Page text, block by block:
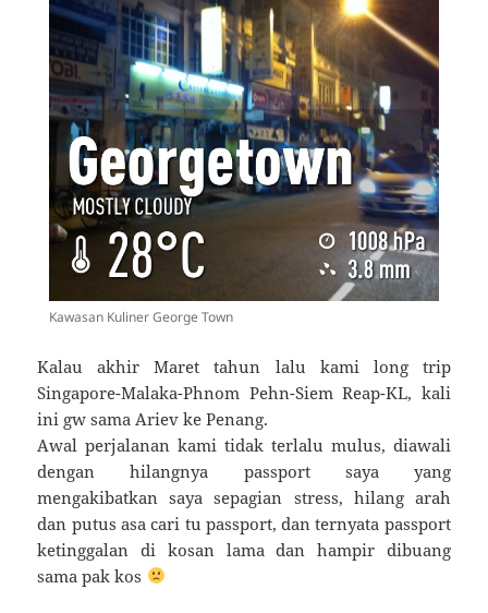
Kawasan Kuliner George Town
Kalau akhir Maret tahun lalu kami long trip
Singapore-Malaka-Phnom Pehn-Siem Reap-KL, kali
ini gw sama Ariev ke Penang.
Awal perjalanan kami tidak terlalu mulus, diawali
dengan hilangnya passport saya yang
mengakibatkan saya sepagian stress, hilang arah
dan putus asa cari tu passport, dan ternyata passport
ketinggalan di kosan lama dan hampir dibuang
sama pak kos